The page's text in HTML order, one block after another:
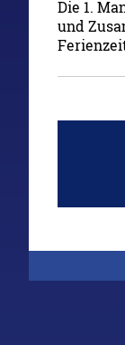
Die 1.
und